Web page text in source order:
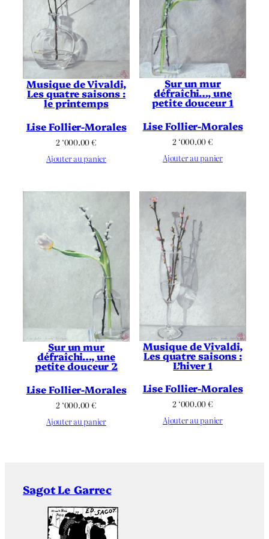
Musique de Vivaldi,
Les quatre saisons :
le printemps
Lise Follier-Morales
2 ‘000.00€
Ajouter au panier
Sur un mur
défraîchi…, une
petite douceur 1
Lise Follier-Morales
2 ‘000.00€
Ajouter au panier
Sur un mur
défraîchi…, une
petite douceur 2
Lise Follier-Morales
2 ‘000.00€
Ajouter au panier
Musique de Vivaldi,
Les quatre saisons :
L’hiver 1
Lise Follier-Morales
2 ‘000.00€
Ajouter au panier
Sagot Le Garrec